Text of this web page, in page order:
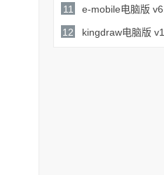
50.8MB /
11
e-mobile电脑版
69.94MB /
12
kingdraw电脑版